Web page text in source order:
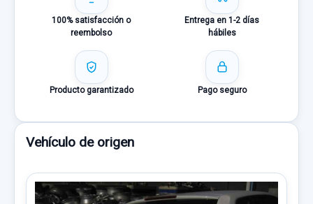
100% satisfacción o
reembolso
Entrega en 1-2 días
hábiles
Producto garantizado Pago seguro
Vehículo de origen